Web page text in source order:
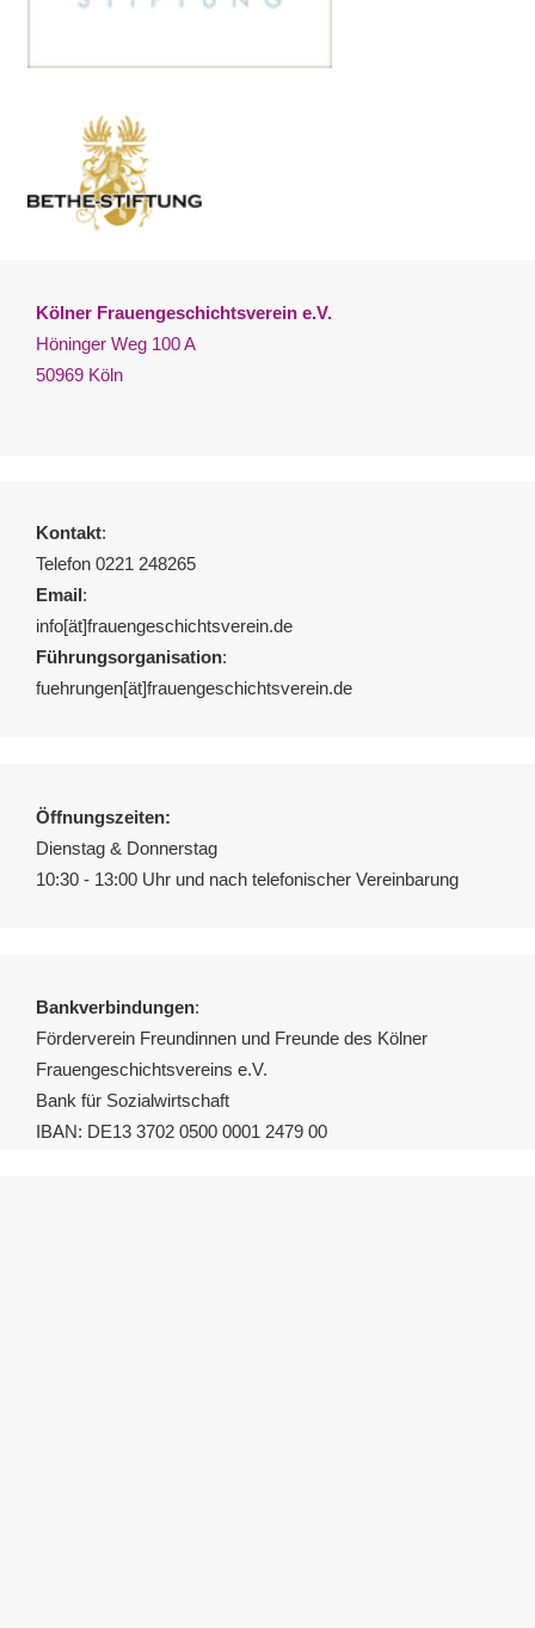
Kölner Frauengeschichtsverein e.V.
Höninger Weg 100 A
50969 Köln
Kontakt:
Telefon 0221 248265
Email:
info[ät]frauengeschichtsverein.de
Führungsorganisation:
fuehrungen[ät]frauengeschichtsverein.de
Öffnungszeiten:
Dienstag & Donnerstag
10:30 - 13:00 Uhr und nach telefonischer Vereinbarung
Bankverbindungen:
Förderverein Freundinnen und Freunde des Kölner
Frauengeschichtsvereins e.V.
Bank für Sozialwirtschaft
IBAN: DE13 3702 0500 0001 2479 00